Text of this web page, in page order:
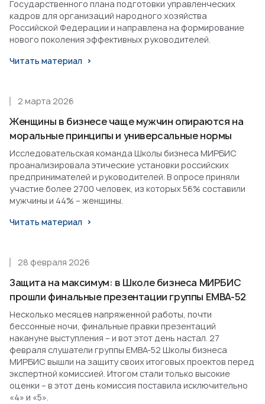
Государственного плана подготовки управленческих
кадров для организаций народного хозяйства
Российской Федерации и направлена на формирование
нового поколения эффективных руководителей.
Читать материал
Женщины в бизнесе чаще мужчин опираются на
моральные принципы и универсальные нормы
2 марта 2026
Исследовательская команда Школы бизнеса МИРБИС
проанализировала этические установки российских
предпринимателей и руководителей. В опросе приняли
участие более 2700 человек, из которых 56% составили
мужчины и 44% – женщины.
Читать материал
Защита на максимум: в Школе бизнеса МИРБИС
прошли финальные презентации группы EMBA-52
28 февраля 2026
Несколько месяцев напряженной работы, почти
бессонные ночи, финальные правки презентаций
накануне выступления – и вот этот день настал. 27
февраля слушатели группы EMBA-52 Школы бизнеса
МИРБИС вышли на защиту своих итоговых проектов перед
экспертной комиссией. Итогом стали только высокие
оценки – в этот день комиссия поставила исключительно
«4» и «5».